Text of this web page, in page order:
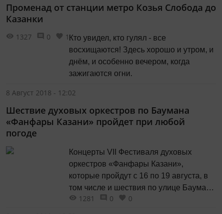
19.00 на территории лесопарка будут
командным играм. В зоне...
Променад от станции метро Козья Слобода до
Казанки
Кто увидел, кто гулял - все
восхищаются! Здесь хорошо и утром, и
днём, и особенно вечером, когда
зажигаются огни.
1327 0 1
8 Август 2018 - 12:02
Шествие духовых оркестров по Баумана
«Фанфары Казани» пройдет при любой
погоде
Концерты VII Фестиваля духовых
оркестров «Фанфары Казани»,
которые пройдут с 16 по 19 августа, в
том числе и шествия по улице Баумана
(17 августа с 14 до 16 часов и 19
1281 0
0